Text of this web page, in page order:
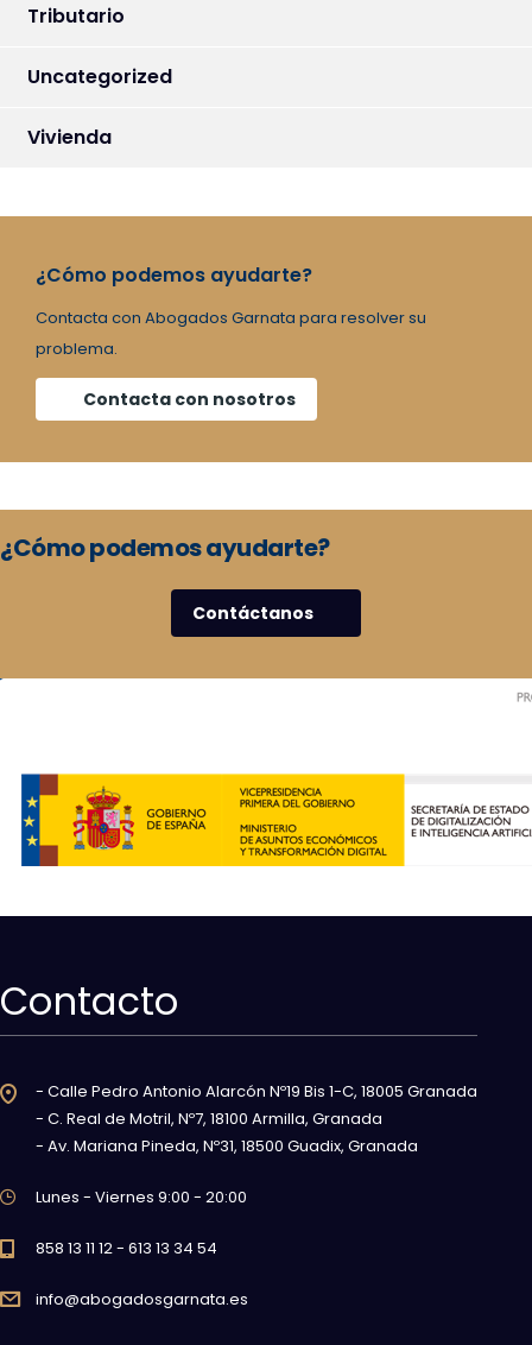
Tributario
Uncategorized
Vivienda
¿Cómo podemos ayudarte?
Contacta con Abogados Garnata para resolver su
problema.
Contacta con nosotros
¿Cómo podemos ayudarte?
Contáctanos
Contacto
- Calle Pedro Antonio Alarcón Nº19 Bis 1-C, 18005 Granada
- C. Real de Motril, Nº7, 18100 Armilla, Granada
- Av. Mariana Pineda, Nº31, 18500 Guadix, Granada
Lunes - Viernes 9:00 - 20:00
858 13 11 12 - 613 13 34 54
info@abogadosgarnata.es